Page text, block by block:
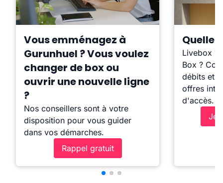
Vous emménagez à
Gurunhuel ? Vous voulez
changer de box ou
ouvrir une nouvelle ligne
?
Nos conseillers sont à votre
disposition pour vous guider
dans vos démarches.
Rappel gratuit
Quelle
Livebox ?
Box ?
débits et
offres
d'accès.
Je